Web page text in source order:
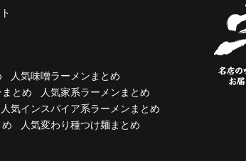
人気味噌ラーメンまとめ
とめ
人気家系ラーメンまとめ
人気インスパイア系ラーメンまとめ
人気変わり種つけ麺まとめ